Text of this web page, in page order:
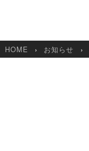
HOME お知らせ